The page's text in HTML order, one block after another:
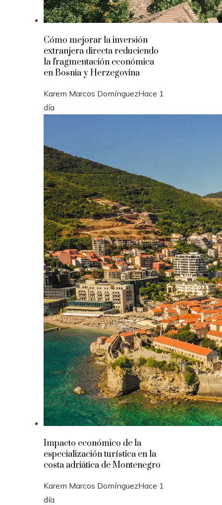
Cómo mejorar la inversión
extranjera directa reduciendo
la fragmentación económica
en Bosnia y Herzegovina
Karem Marcos DomínguezHace 1
día
Impacto económico de la
especialización turística en la
costa adriática de Montenegro
Karem Marcos DomínguezHace 1
día